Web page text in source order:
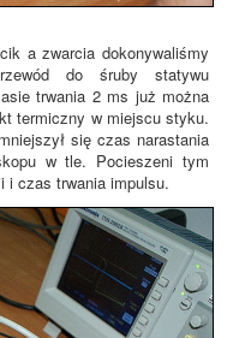
a zwarcia dokonywaliśmy
do śruby statywu
trwania 2 ms już można
termiczny w miejscu styku.
się czas narastania
w tle. Pocieszeni tym
i czas trwania impulsu.